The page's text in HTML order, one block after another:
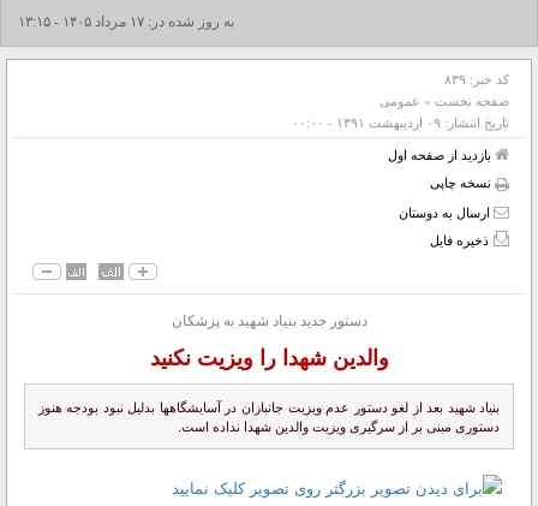
شد+فیلم به روز شده در: ۱۷ مرداد ۱۴۰۵ - ۱۳:۱۵
کد خبر: ۸۳۹
صفحه نخست » عمومی
تاریخ انتشار: ۰۹ ارديبهشت ۱۳۹۱ - ۰۰:۰۰
بازدید از صفحه اول
نسخه چاپی
ارسال به دوستان
ذخیره فایل
دستور جدید بنیاد شهید به پزشکان
والدین شهدا را ویزیت نکنید
بنیاد شهید بعد از لغو دستور عدم ویزیت جانبازان در آسایشگاهها بدلیل نبود بودجه هنوز
دستوری مبنی بر از سرگیری ویزیت والدین شهدا نداده است.